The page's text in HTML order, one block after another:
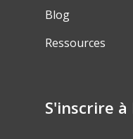
Blog
Ressources
S'inscrire